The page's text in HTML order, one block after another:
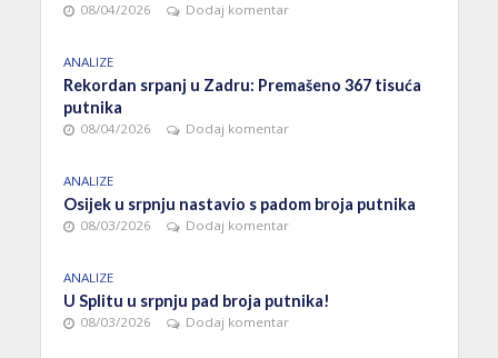
08/04/2026 Dodaj komentar
ANALIZE
Rekordan srpanj u Zadru: Premašeno 367 tisuća
putnika
08/04/2026 Dodaj komentar
ANALIZE
Osijek u srpnju nastavio s padom broja putnika
08/03/2026 Dodaj komentar
ANALIZE
U Splitu u srpnju pad broja putnika!
08/03/2026 Dodaj komentar